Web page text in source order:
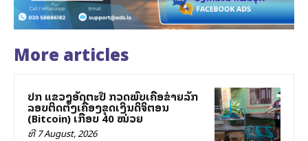
More articles
ປກສ ແຂວງອັດຕະປື ກວດພົບເຄືອຂ່າຍລັກ
ລອບຕິດຕັ້ງເຄື່ອງຂຸດເງິນດິຈິຕອນ
(Bitcoin) ເກືອບ 40 ໝ່ວຍ
ທີ 7 August, 2026